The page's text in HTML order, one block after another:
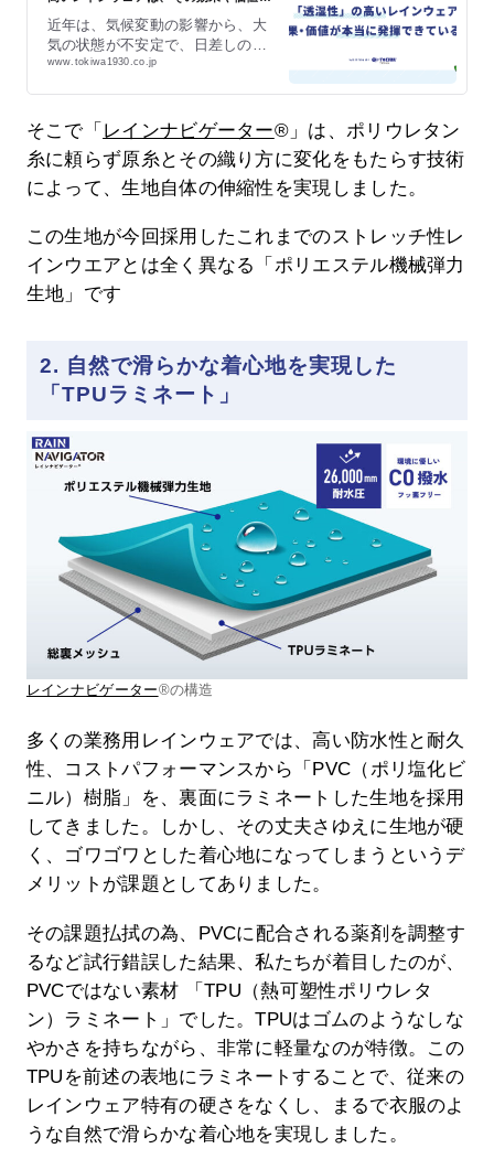
近年は、気候変動の影響から、大
気の状態が不安定で、日差しの強
い猛暑日でありながら突然の豪雨
がるものでしたが、近年では雨が
降っても気温が高いので、レイン
ウエア着用時のムレを気にする声
が年々高まっています。 そのよう
エアが相応しいと言われてきまし
た。今回は、その『透湿性レイン
ウエア』について考えてみたいと
思います。 透湿性とは レインウエ
に逃がす性能のことです。その透
湿性は、透湿度という数値で表現
されます。透湿度は、生地…
www.tokiwa1930.co.jp
そこで「 レインナビゲーター®」は、ポリウレタン
糸に頼らず原糸とその織り方に変化をもたらす技術
によって、生地自体の伸縮性を実現しました。
この生地が今回採用したこれまでのストレッチ性レ
インウエアとは全く異なる「ポリエステル機械弾力
生地」です
2. 自然で滑らかな着心地を実現した
「TPUラミネート」
レインナビゲーター®の構造
多くの業務用レインウェアでは、高い防水性と耐久
性、コストパフォーマンスから「PVC（ポリ塩化ビ
ニル）樹脂」を、裏面にラミネートした生地を採用
してきました。しかし、その丈夫さゆえに生地が硬
く、ゴワゴワとした着心地になってしまうというデ
メリットが課題としてありました。
その課題払拭の為、PVCに配合される薬剤を調整す
るなど試行錯誤した結果、私たちが着目したのが、
PVCではない素材 「TPU（熱可塑性ポリウレタ
ン）ラミネート」でした。TPUはゴムのようなしな
やかさを持ちながら、非常に軽量なのが特徴。この
TPUを前述の表地にラミネートすることで、従来の
レインウェア特有の硬さをなくし、まるで衣服のよ
うな自然で滑らかな着心地を実現しました。